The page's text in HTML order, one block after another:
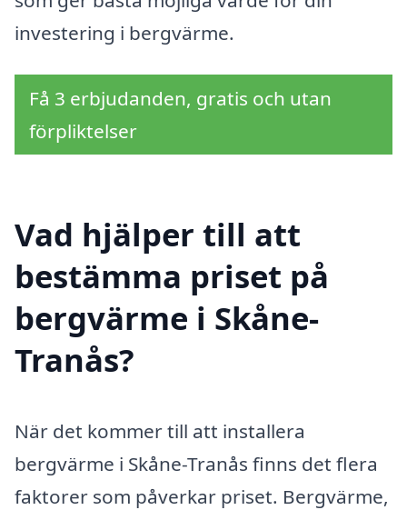
investering i bergvärme.
Få 3 erbjudanden, gratis och utan
förpliktelser
Vad hjälper till att
bestämma priset på
bergvärme i Skåne-
Tranås?
När det kommer till att installera
bergvärme i Skåne-Tranås finns det flera
faktorer som påverkar priset. Bergvärme,